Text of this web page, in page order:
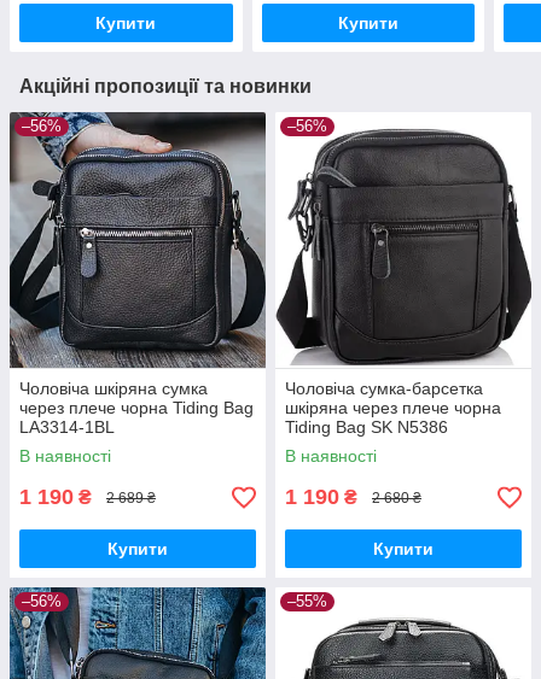
Купити Купити
Акційні пропозиції та новинки
–56%
Чоловіча шкіряна сумка
через плече чорна Tiding Bag
LA3314-1BL
В наявності
1 190 ₴ 2 689 ₴
Купити
–56%
Чоловіча сумка-барсетка
шкіряна через плече чорна
Tiding Bag SK N5386
В наявності
1 190 ₴ 2 680 ₴
Купити
–56% –55%